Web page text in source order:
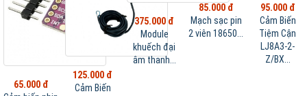
65.000 đ
125.000 đ
Cảm Biến
375.000 đ
Module
khuếch đại
âm thanh...
85.000 đ
Mạch sạc pin
2 viên 18650...
95.000 đ
Cảm Biến
Tiệm Cận
LJ8A3-2-
Z/BX...